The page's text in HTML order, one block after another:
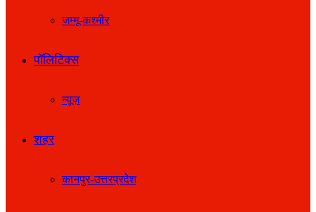
जम्मू-कश्मीर
पॉलिटिक्स
न्यूज़
शहर
कानपुर-उत्तरप्रदेश